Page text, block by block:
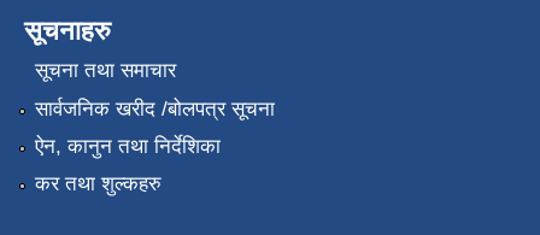
सूचनाहरु
सूचना तथा समाचार
सार्वजनिक खरीद /बोलपत्र सूचना
ऐन, कानुन तथा निर्देशिका
कर तथा शुल्कहरु